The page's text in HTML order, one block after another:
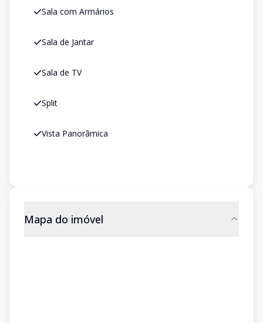
Sala com Armários
Sala de Jantar
Sala de TV
Split
Vista Panorâmica
Mapa do imóvel